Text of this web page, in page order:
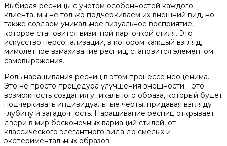
Выбирая ресницы с учетом особенностей каждого
клиента, мы не только подчеркиваем их внешний вид, но
также создаем уникальное визуальное восприятие,
которое становится визитной карточкой стиля. Это
искусство персонализации, в котором каждый взгляд,
мимолетное взмахивание ресниц, становится элементом
самовыражения.
Роль наращивания ресниц в этом процессе неоценима.
Это не просто процедура улучшения внешности – это
возможность создания уникального образа, который будет
подчеркивать индивидуальные черты, придавая взгляду
глубину и загадочность. Наращивание ресниц открывает
двери в мир бесконечных вариаций стилей, от
классического элегантного вида до смелых и
экспериментальных образов.